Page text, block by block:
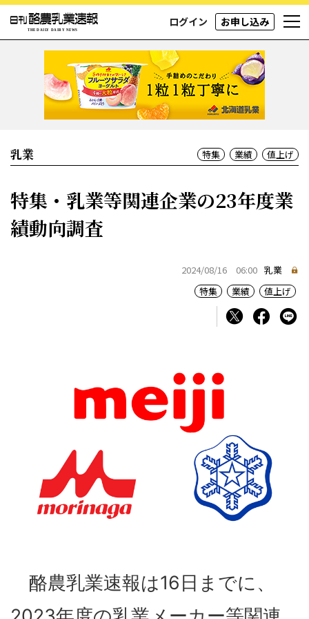
ログイン お申し込み
乳業 特集 業績 値上げ
特集・乳業等関連企業の23年度業
績動向調査
2024/08/16 06:00 乳業
特集
業績 値上げ
酪農乳業速報は16日までに、